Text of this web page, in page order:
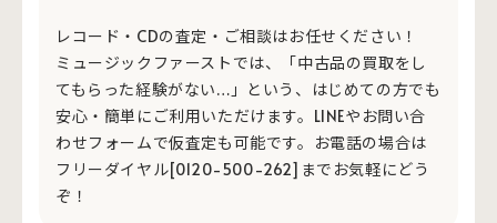
レコード・CDの査定・ご相談はお任せください！
ミュージックファーストでは、「中古品の買取をし
てもらった経験がない…」という、はじめての方でも
安心・簡単にご利用いただけます。LINEやお問い合
わせフォームで仮査定も可能です。お電話の場合は
フリーダイヤル[0120-500-262]までお気軽にどう
ぞ！